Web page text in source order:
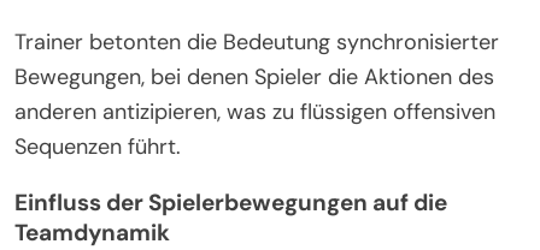
Trainer betonten die Bedeutung synchronisierter
Bewegungen, bei denen Spieler die Aktionen des
anderen antizipieren, was zu flüssigen offensiven
Sequenzen führt.
Einfluss der Spielerbewegungen auf die
Teamdynamik